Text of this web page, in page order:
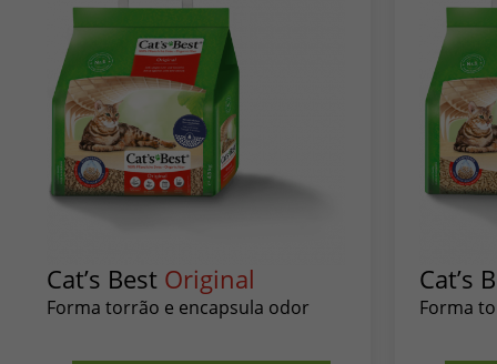
Cat’s Best Original
Forma torrão e encapsula odor
Cat’s
Forma